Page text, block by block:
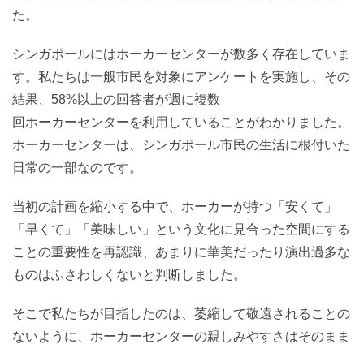
た。
シンガポールにはホーカーセンターが数多く存在していま
す。私たちは一般市民を対象にアンケートを実施し、その
結果、58%以上の回答者が週に複数
回ホーカーセンターを利用していることがわかりました。
ホーカーセンターは、シンガポール市民の生活に根付いた
日常の一部なのです。
当初の計画を縮小する中で、ホーカーが持つ「安くて」
「早くて」「美味しい」という文化に見合った空間にする
ことの重要性を再認識、あまりに華美だったり演出過多な
ものはふさわしくないと判断しました。
そこで私たちが目指したのは、萎縮して敬遠されることの
ないように、ホーカーセンターの親しみやすさはそのまま